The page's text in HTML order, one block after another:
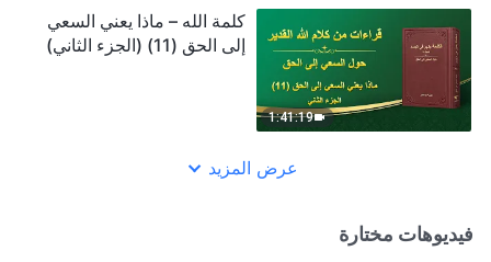
1:41:19
كلمة الله – ماذا يعني السعي
إلى الحق (11) (الجزء الثاني)
عرض المزيد
فيديوهات مختارة